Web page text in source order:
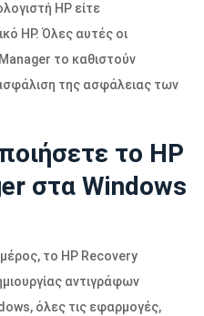
HP είτε
HP. Όλες αυτές οι
το καθιστούν
της ασφάλειας των
το HP
στα Windows
το HP Recovery
αντιγράφων
όλες τις εφαρμογές,